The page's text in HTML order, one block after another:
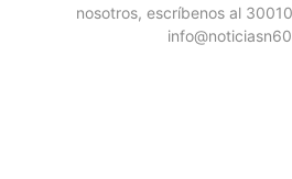
nosotros, escríbenos al